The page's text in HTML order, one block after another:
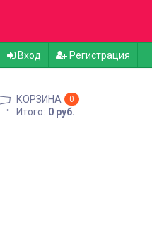
Вход Регистрация
КОРЗИНА 0
Итого: 0 руб.